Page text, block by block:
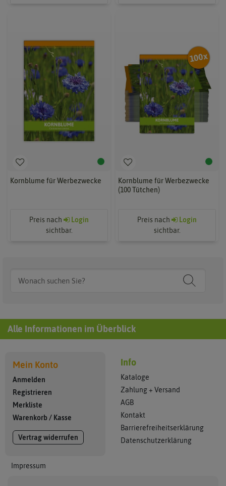
Kornblume für Werbezwecke
Preis nach
Login
sichtbar.
Kornblume für Werbezwecke
(100 Tütchen)
Preis nach
Login
sichtbar.
Alle Informationen im Überblick
Mein Konto
Anmelden
Registrieren
Merkliste
Warenkorb / Kasse
Vertrag widerrufen
Impressum
Info
Kataloge
Zahlung + Versand
AGB
Kontakt
Barrierefreiheitserklärung
Datenschutzerklärung